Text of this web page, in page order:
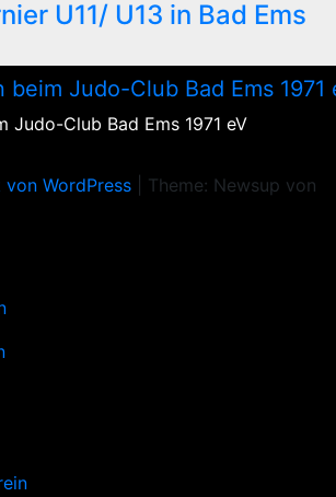
U11/ U13 in Bad Ems
Judo-Club Bad Ems 1971 eV
WordPress
Theme: Newsup von